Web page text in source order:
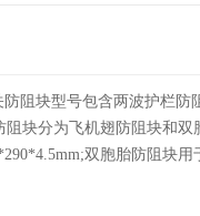
阻块型号包含两波护栏防
阻块分为飞机翅防阻块和双
双胞胎防阻块